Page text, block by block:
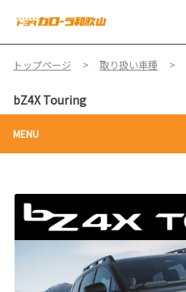
トップページ 取り扱い車種
bZ4X Touring
MENU